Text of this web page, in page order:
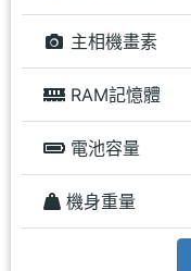
主相機畫素
RAM記憶體
電池容量
機身重量